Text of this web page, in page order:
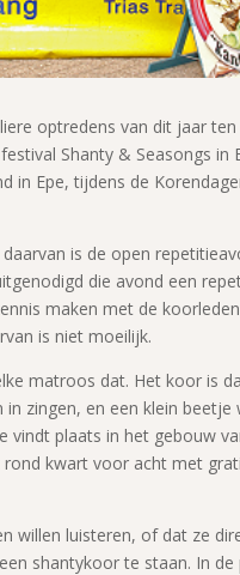
optredens van dit jaar
Shanty & Seasongs in
in Epe, tijdens de
is de open
die avond een
maken met de
is niet moeilijk.
matroos dat. Het koor is
zingen, en een klein
vindt plaats in het gebouw
kwart voor acht met
willen luisteren, of dat ze
shantykoor te staan. In